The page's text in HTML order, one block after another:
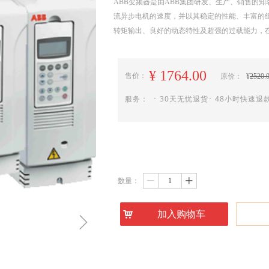
ꁇ
ABB变频器是由ABB集团研发、生产、销售的
流异步电机的速度，并以其稳定的性能、丰富
转矩输出、良好的动态特性及超强的过载能力，
售价： ¥ 1764.00 原价： ¥
服务： ･ 30天无忧退货･ 48小时快速退
数量： ꄷ ꄸ
낙 加入购物车